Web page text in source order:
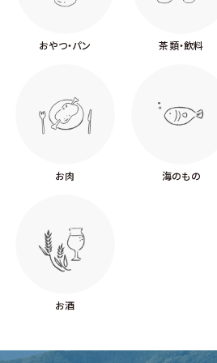
おやつ・パン 茶類・飲料
お肉 海のもの
お酒